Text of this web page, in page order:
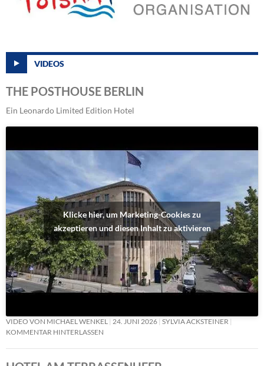
VIDEOS
THE POSTHOUSE BERLIN
Ein Leonardo Limited Edition Hotel
Klicke hier, um Marketing-Cookies zu
akzeptieren und diesen Inhalt zu aktivieren
VIDEO VON MICHAEL WENKEL 24. JUNI 2026 SYLVIA ACKSTEINER
KOMMENTAR HINTERLASSEN